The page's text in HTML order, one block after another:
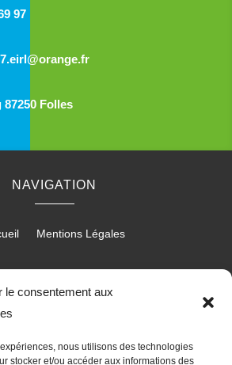
le consentement aux
nous utilisons des technologies
stocker et/ou accéder aux informations des
97
87250 Folles
NAVIGATION
Mentions Légales